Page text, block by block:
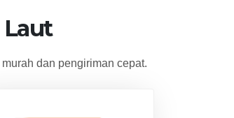
dan pengiriman cepat.